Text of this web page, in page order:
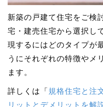
新築の戸建て住宅をご検
宅・建売住宅から選択し
現するにはどのタイプが
うにそれぞれの特徴やメ
ます。
詳しくは「規格住宅と注
リットとデメリットを解